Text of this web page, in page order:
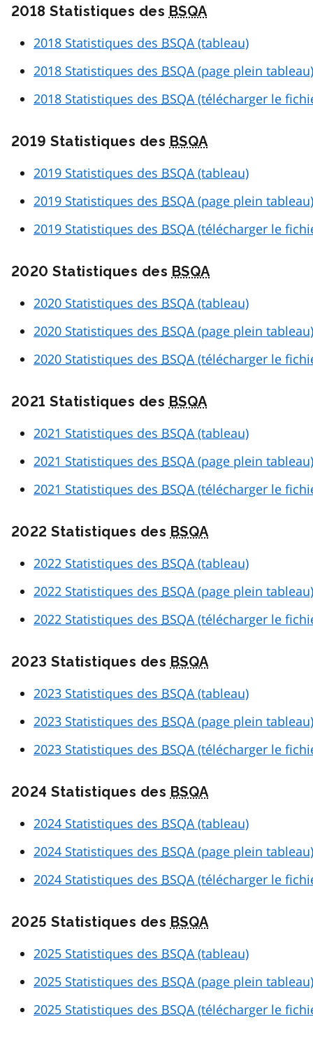
2018 Statistiques des BSQA
2018 Statistiques des BSQA(tableau)
2018 Statistiques des BSQA(page plein tableau)
2018 Statistiques des BSQA(télécharger le
2019 Statistiques des BSQA
2019 Statistiques des BSQA(tableau)
2019 Statistiques des BSQA(page plein tableau)
2019 Statistiques des BSQA(télécharger le
2020 Statistiques des BSQA
2020 Statistiques des BSQA(tableau)
2020 Statistiques des BSQA(page plein tableau)
2020 Statistiques des BSQA(télécharger le
2021 Statistiques des BSQA
2021 Statistiques des BSQA(tableau)
2021 Statistiques des BSQA(page plein tableau)
2021 Statistiques des BSQA(télécharger le
2022 Statistiques des BSQA
2022 Statistiques des BSQA(tableau)
2022 Statistiques des BSQA(page plein tableau)
2022 Statistiques des BSQA(télécharger le
2023 Statistiques des BSQA
2023 Statistiques des BSQA(tableau)
2023 Statistiques des BSQA(page plein tableau)
2023 Statistiques des BSQA(télécharger le
2024 Statistiques des BSQA
2024 Statistiques des BSQA(tableau)
2024 Statistiques des BSQA(page plein tableau)
2024 Statistiques des BSQA(télécharger le
2025 Statistiques des BSQA
2025 Statistiques des BSQA(tableau)
2025 Statistiques des BSQA(page plein tableau)
2025 Statistiques des BSQA(télécharger le